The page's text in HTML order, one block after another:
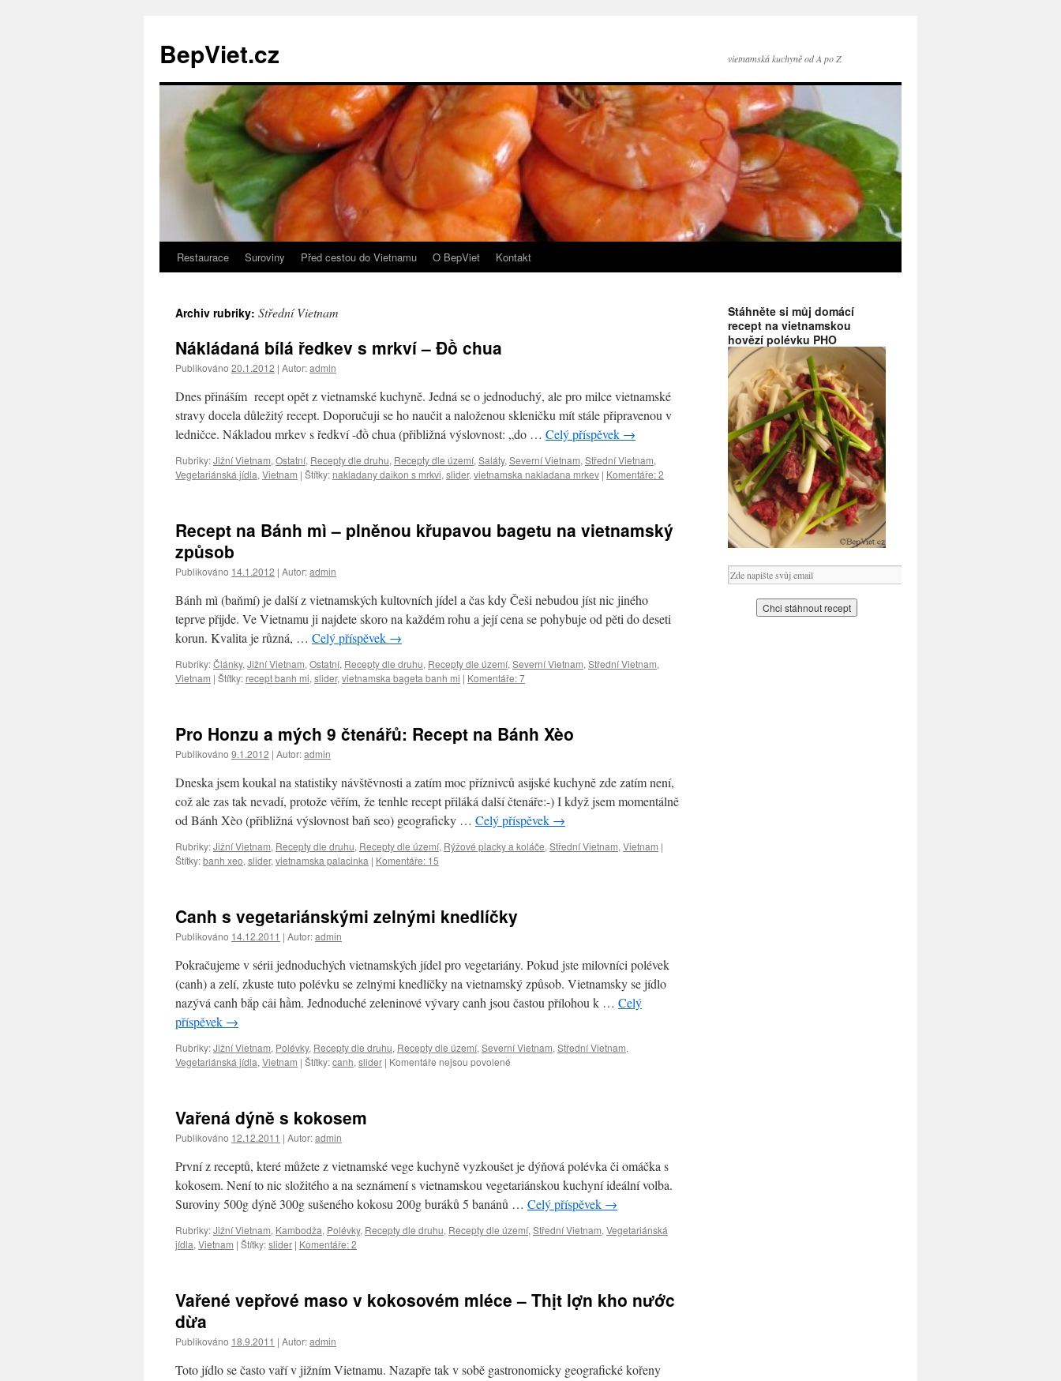
BepViet.cz vietnamská kuchyně od A po Z
Přejít
obsahu
webu
Restaurace Suroviny Před cestou do Vietnamu O BepViet Kontakt
Archiv rubriky: Střední Vietnam
Nákládaná bílá ředkev s mrkví – Đồ chua
Publikováno 20.1.2012 | Autor:admin
Dnes přináším recept opět z vietnamské kuchyně. Jedná se o jednoduchý, ale pro milce vietnamské
stravy docela důležitý recept. Doporučuji se ho naučit a naloženou skleničku mít stále připravenou v
ledničce. Nákladou mrkev s ředkví -đồ chua (přibližná výslovnost: „do … Celý příspěvek →
Rubriky:Jižní Vietnam, Ostatní, Recepty dle druhu, Recepty dle území, Saláty, Severní Vietnam, Střední Vietnam,
Vegetariánská jídla, Vietnam | Štítky: nakladany daikon s mrkvi, slider, vietnamska nakladana mrkev | Komentáře: 2
Recept na Bánh mì – plněnou křupavou bagetu na vietnamský
způsob
Publikováno 14.1.2012 | Autor:admin
Bánh mì (baňmí) je další z vietnamských kultovních jídel a čas kdy Češi nebudou jíst nic jiného
teprve přijde. Ve Vietnamu ji najdete skoro na každém rohu a její cena se pohybuje od pěti do deseti
korun. Kvalita je různá, … Celý příspěvek →
Rubriky:Články, Jižní Vietnam, Ostatní, Recepty dle druhu, Recepty dle území, Severní Vietnam, Střední Vietnam,
Vietnam | Štítky: recept banh mi, slider, vietnamska bageta banh mi | Komentáře: 7
Pro Honzu a mých 9 čtenářů: Recept na Bánh Xèo
Publikováno 9.1.2012 | Autor:admin
Dneska jsem koukal na statistiky návštěvnosti a zatím moc příznivců asijské kuchyně zde zatím není,
což ale zas tak nevadí, protože věřím, že tenhle recept přiláká další čtenáře:-) I když jsem momentálně
od Bánh Xèo (přibližná výslovnost baň seo) geograficky … Celý příspěvek →
Rubriky:Jižní Vietnam, Recepty dle druhu, Recepty dle území, Rýžové placky a koláče, Střední Vietnam, Vietnam |
Štítky:banh xeo, slider, vietnamska palacinka | Komentáře: 15
Canh s vegetariánskými zelnými knedlíčky
Publikováno 14.12.2011 | Autor:admin
Pokračujeme v sérii jednoduchých vietnamských jídel pro vegetariány. Pokud jste milovníci polévek
(canh) a zelí, zkuste tuto polévku se zelnými knedlíčky na vietnamský způsob. Vietnamsky se jídlo
nazývá canh bắp cải hầm. Jednoduché zeleninové vývary canh jsou častou přílohou k … Celý
příspěvek →
Rubriky:Jižní Vietnam, Polévky, Recepty dle druhu, Recepty dle území, Severní Vietnam, Střední Vietnam,
Vegetariánská jídla, Vietnam | Štítky:canh, slider | Komentáře nejsou povolené
zelnými
knedlíčky
Vařená dýně s kokosem
Publikováno 12.12.2011 | Autor:admin
První z receptů, které můžete z vietnamské vege kuchyně vyzkoušet je dýňová polévka či omáčka s
kokosem. Není to nic složitého a na seznámení s vietnamskou vegetariánskou kuchyní ideální volba.
Suroviny 500g dýně 300g sušeného kokosu 200g buráků 5 banánů … Celý příspěvek →
Rubriky:Jižní Vietnam, Kambodža, Polévky, Recepty dle druhu, Recepty dle území, Střední Vietnam, Vegetariánská
jídla, Vietnam | Štítky:slider | Komentáře: 2
Vařené vepřové maso v kokosovém mléce – Thịt lợn kho nước
dừa
Publikováno 18.9.2011 | Autor:admin
Toto jídlo se často vaří v jižním Vietnamu. Nazapře tak v sobě gastronomicky geografické kořeny
Stáhněte si můj domácí
recept na vietnamskou
hovězí polévku PHO